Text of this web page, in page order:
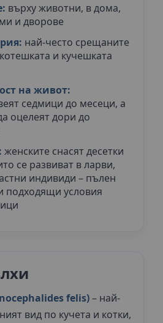
върху животни, в дома,
и дворове
най-често срещаните
и кучешката
на живот:
седмици до месеци, а
оцелеят дори до
женските снасят десетки
се развиват в ларви,
индивиди – пълен
подходящи условия
felis)– най-
вид по кучета и котки,